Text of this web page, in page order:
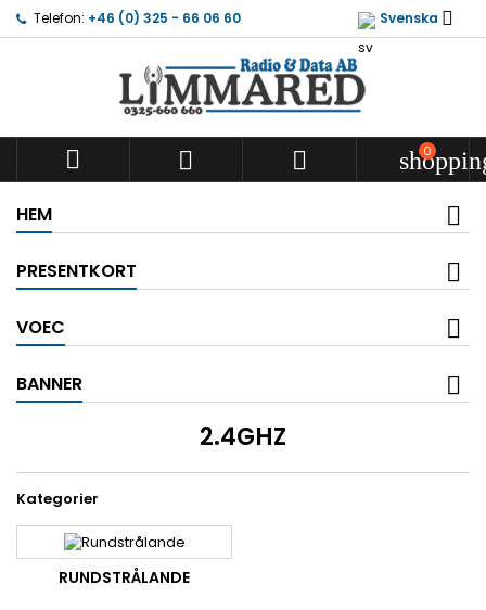
Telefon: +46 (0) 325 - 66 06 60 Svenska 
   0
HEM
PRESENTKORT
VOEC
BANNER
2.4GHZ
Kategorier
RUNDSTRÅLANDE